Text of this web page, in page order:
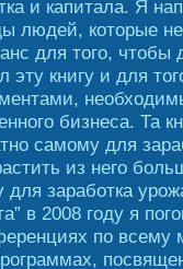
и капитала. Я
людей, которые
для того, чтобы
эту книгу и для
бизнеса. Та
самому для
из него
для заработка
в 2008 году я
по всему